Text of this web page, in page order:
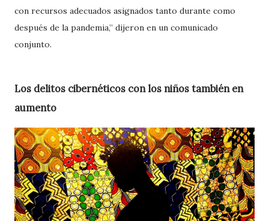
con recursos adecuados asignados tanto durante como
después de la pandemia,” dijeron en un comunicado
conjunto.
Los delitos cibernéticos con los niños también en
aumento